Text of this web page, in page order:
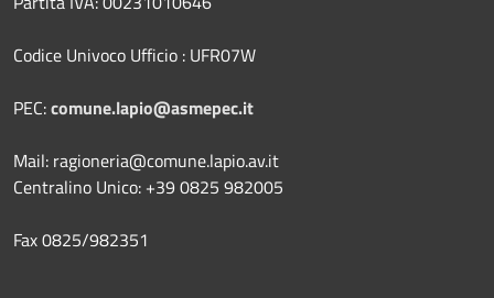
Codice Univoco Ufficio : UFR07W
PEC:comune.lapio@asmepec.it
Mail: ragioneria@comune.lapio.av.it
Centralino Unico: +39 0825 982005
Fax 0825/982351